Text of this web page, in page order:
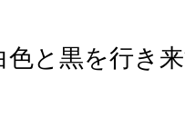
と黒を行き